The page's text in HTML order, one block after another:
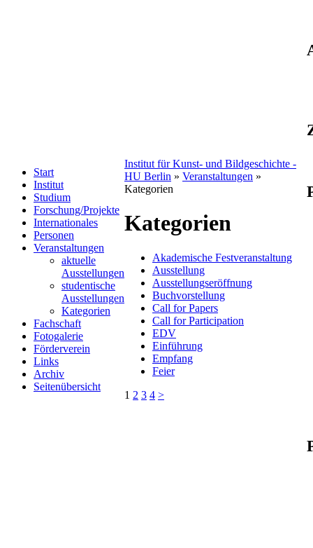
Start
Institut
Studium
Forschung/Projekte
Internationales
Personen
Veranstaltungen
aktuelle
Ausstellungen
studentische
Ausstellungen
Kategorien
Fachschaft
Fotogalerie
Förderverein
Links
Archiv
Seitenübersicht
Institut für Kunst- und Bildgeschichte -
HU Berlin » Veranstaltungen »
Kategorien
Kategorien
Akademische Festveranstaltung
Ausstellung
Ausstellungseröffnung
Buchvorstellung
Call for Papers
Call for Participation
EDV
Einführung
Empfang
Feier
1 2 3 4 >